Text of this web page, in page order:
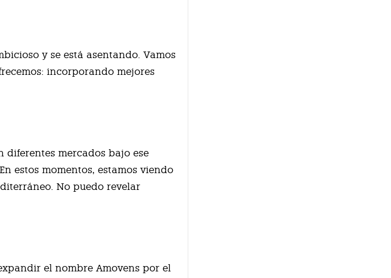
y se está asentando. Vamos
incorporando mejores
diferentes mercados bajo ese
estos momentos, estamos viendo
No puedo revelar
el nombre Amovens por el